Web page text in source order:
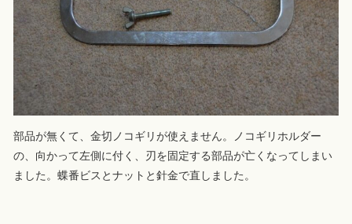
部品が無くて、金切ノコギリが使えません。ノコギリホルダー
の、向かって左側に付く、刃を固定する部品が亡くなってしまい
ました。蝶番ビスとナットと針金で直しました。